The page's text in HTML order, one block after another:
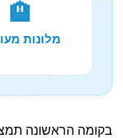
🏨
מלונות
בקומה הראשונה